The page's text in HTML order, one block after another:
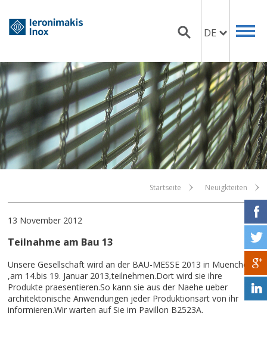
DE
Startseite Neuigkteiten
13 November 2012
Teilnahme am Bau 13
Unsere Gesellschaft wird an der BAU-MESSE 2013 in Muenchen
,am 14.bis 19. Januar 2013,teilnehmen.Dort wird sie ihre
Produkte praesentieren.So kann sie aus der Naehe ueber
architektonische Anwendungen jeder Produktionsart von ihr
informieren.Wir warten auf Sie im Pavillon B2523A.